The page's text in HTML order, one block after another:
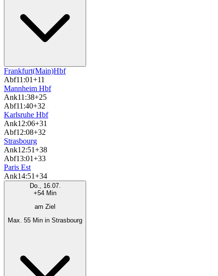
Frankfurt(Main)Hbf
Abf11:01+11
Mannheim Hbf
Ank11:38+25
Abf11:40+32
Karlsruhe Hbf
Ank12:06+31
Abf12:08+32
Strasbourg
Ank12:51+38
Abf13:01+33
Paris Est
Ank14:51+34
Do., 16.07.
+54 Min
am Ziel
Max. 55 Min in Strasbourg